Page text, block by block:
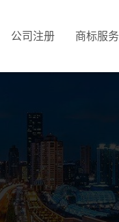
公司注册 商标服务